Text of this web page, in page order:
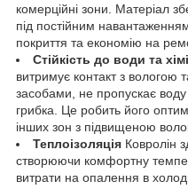
комерційні зони. Матеріал
під постійним
покриття та економію на
Стійкість до води та
витримує контакт з
засобами, не пропускає воду
грибка. Це робить його
інших зон з підвищеною
Теплоізоляція Ковролін
створюючи комфортну
витрати на опалення в